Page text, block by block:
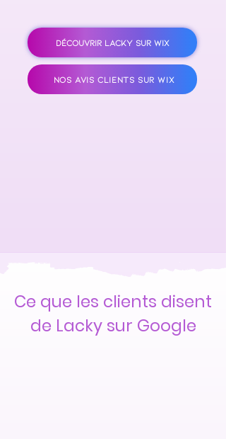
DÉCOUVRIR LACKY SUR WIX
NOS AVIS CLIENTS SUR WIX
Ce que les clients disent
de Lacky sur Google